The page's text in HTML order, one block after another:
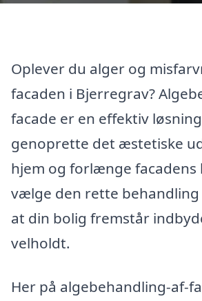
Oplever du alger og
facaden i Bjerregrav?
facade er en effektiv
genoprette det æstetiske
hjem og forlænge facadens
vælge den rette behandling
at din bolig fremstår
velholdt.
Her på algebehandling-af-